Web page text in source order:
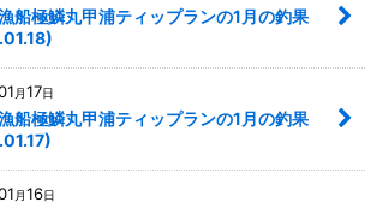
船極鱗丸甲浦ティップランの1月の釣果
月17日
船極鱗丸甲浦ティップランの1月の釣果
月16日